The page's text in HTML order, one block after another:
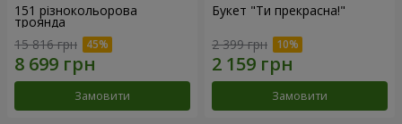
151 різнокольорова
троянда
15 816 грн
Замовити
Букет "Ти прекрасна!"
2 399 грн
Замовити